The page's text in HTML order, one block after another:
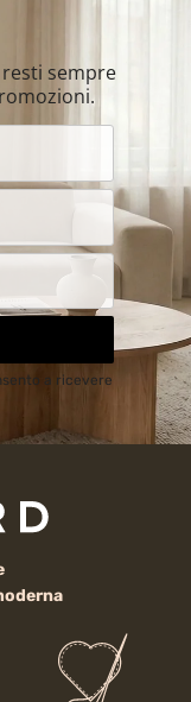
resti sempre
a ricevere